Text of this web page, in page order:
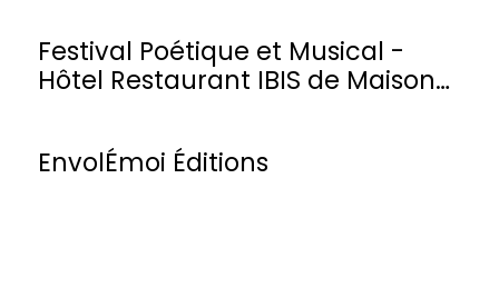
Festival Poétique et Musical -
Hôtel Restaurant IBIS de Maisons-
EnvolÉmoi Éditions